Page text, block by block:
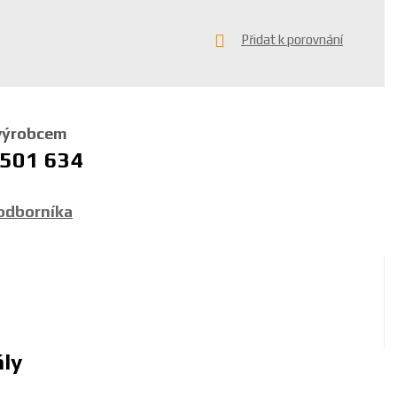
Přidat k porovnání
634